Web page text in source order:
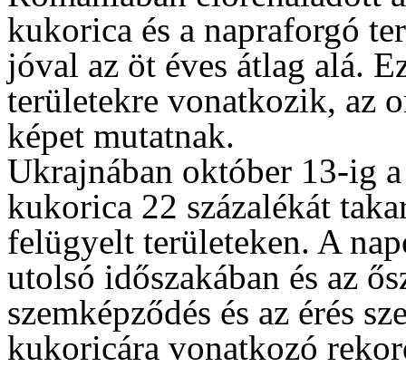
kukorica és a napraforgó
jóval az öt éves átlag alá.
területekre vonatkozik, az
képet mutatnak.
Ukrajnában október 13-ig
kukorica 22 százalékát
felügyelt területeken. A
utolsó időszakában és az
szemképződés és az érés
kukoricára vonatkozó